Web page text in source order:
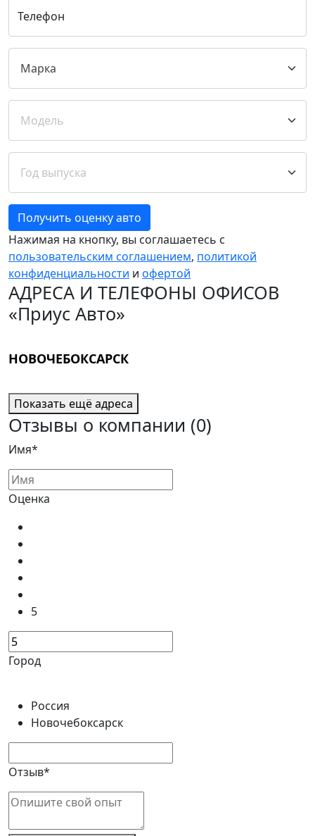
Телефон
Получить оценку авто
Нажимая на кнопку, вы соглашаетесь с
пользовательским соглашением, политикой
конфиденциальности и офертой
АДРЕСА И ТЕЛЕФОНЫ ОФИСОВ
«Приус Авто»
НОВОЧЕБОКСАРСК
Показать ещё адреса
Отзывы о компании (0)
Имя*
Оценка
5
Город
Россия
Новочебоксарск
Отзыв*